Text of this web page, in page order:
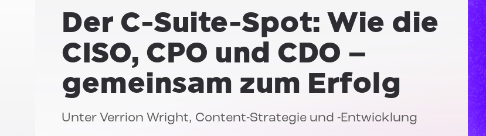
Der C-Suite-Spot: Wie die
CISO, CPO und CDO –
gemeinsam zum Erfolg
Unter Verrion Wright, Content-Strategie und -Entwicklung